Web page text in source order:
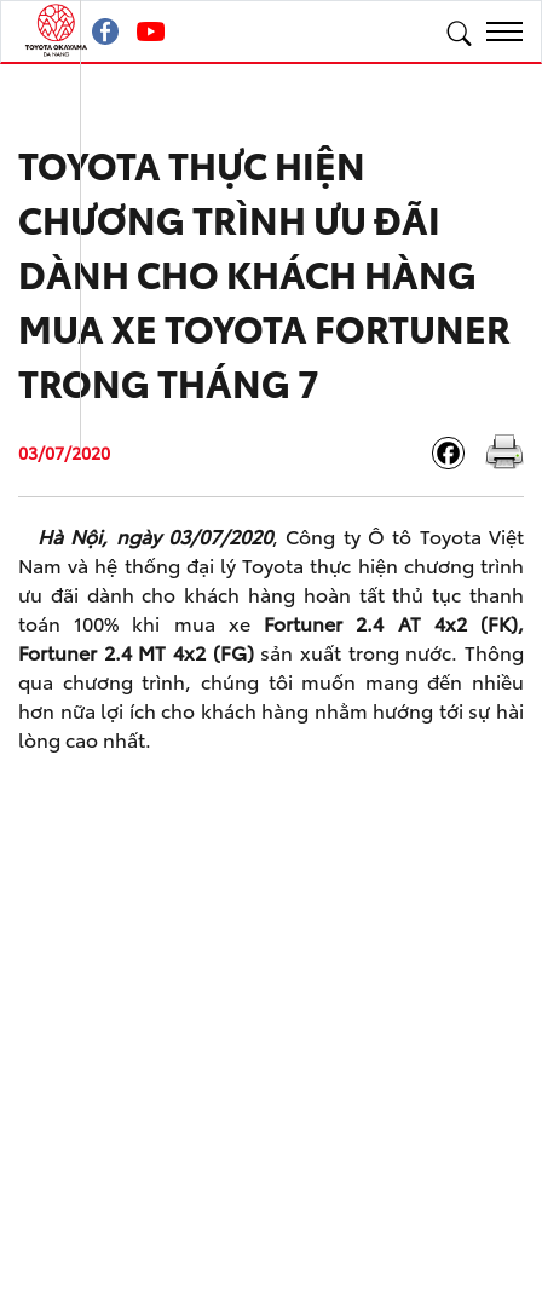
TOYOTA THỰC HIỆN
CHƯƠNG TRÌNH ƯU ĐÃI
DÀNH CHO KHÁCH HÀNG
MUA XE TOYOTA FORTUNER
TRONG THÁNG 7
03/07/2020
Hà Nội, ngày 03/07/2020, Công ty Ô tô Toyota Việt
Nam và hệ thống đại lý Toyota thực hiện chương trình
ưu đãi dành cho khách hàng hoàn tất thủ tục thanh
toán 100% khi mua xe Fortuner 2.4 AT 4x2 (FK),
Fortuner 2.4 MT 4x2 (FG)sản xuất trong nước. Thông
qua chương trình, chúng tôi muốn mang đến nhiều
hơn nữa lợi ích cho khách hàng nhằm hướng tới sự hài
lòng cao nhất.